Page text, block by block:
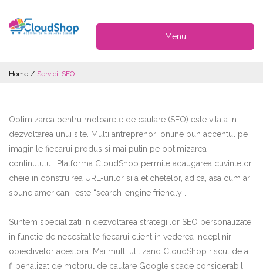
Menu
Home / Servicii SEO
Optimizarea pentru motoarele de cautare (SEO) este vitala in
dezvoltarea unui site. Multi antreprenori online pun accentul pe
imaginile fiecarui produs si mai putin pe optimizarea
continutului. Platforma CloudShop permite adaugarea cuvintelor
cheie in construirea URL-urilor si a etichetelor, adica, asa cum ar
spune americanii este “search-engine friendly”.
Suntem specializati in dezvoltarea strategiilor SEO personalizate
in functie de necesitatile fiecarui client in vederea indeplinirii
obiectivelor acestora. Mai mult, utilizand CloudShop riscul de a
fi penalizat de motorul de cautare Google scade considerabil